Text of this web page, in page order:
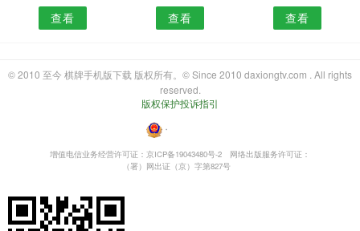
查看 查看 查看
© 2010 至今 棋牌手机版下载 版权所有。© Since 2010 daxiongtv.com . All rights
reserved.
版权保护投诉指引
・
增值电信业务经营许可证：京ICP备19043480号-2
网络出版服务许可证：
（署）网出证（京）字第827号